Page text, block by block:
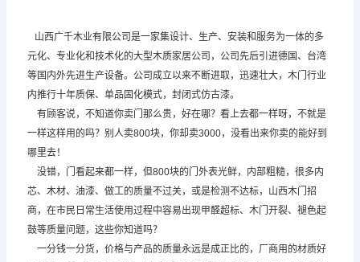
山西广千木业有限公司是一家集设计、生产、安装和服务为一体的多
元化、专业化和技术化的大型木质家居公司，公司先后引进德国、台湾
等国内外先进生产设备。公司成立以来不断进取，迅速壮大，木门行业
内推行十年质保、单品固化模式，封闭式仿古漆。
有顾客说，不知道你卖门那么贵，好在哪？看上去都一样呀，不就是
一样这样用的吗？别人卖800块，你却卖3000，没看出来你卖的能好到
哪里去！
没错，门看起来都一样，但800块的门外表光鲜，内部粗糙，很多内
芯、木材、油漆、做工的质量不过关，或是检测不达标，山西木门招
商，在市民日常生活使用过程中容易出现甲醛超标、木门开裂、褪色起
鼓等质量问题，这些你知道吗？
一分钱一分货，价格与产品的质量永远是成正比的，厂商用的材质好